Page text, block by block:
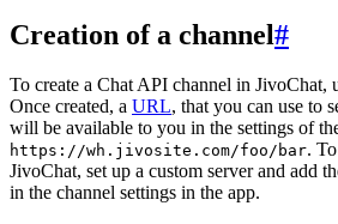
Creation of a channel#
To create a Chat API channel in JivoChat,
Once created, a URL, that you can use to
will be available to you in the settings of
https://wh.jivosite.com/foo/bar.
JivoChat, set up a custom server and add
in the channel settings in the app.